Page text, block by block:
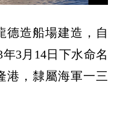
德造船場建造，自
3月14日下水命名
港，隸屬海軍一三